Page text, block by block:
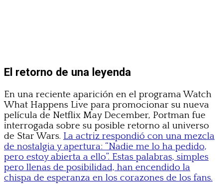
El retorno de una leyenda
En una reciente aparición en el programa Watch
What Happens Live para promocionar su nueva
película de Netflix May December, Portman fue
interrogada sobre su posible retorno al universo
de Star Wars. La actriz respondió con una mezcla
de nostalgia y apertura: “Nadie me lo ha pedido,
pero estoy abierta a ello”. Estas palabras, simples
pero llenas de posibilidad, han encendido la
chispa de esperanza en los corazones de los fans.